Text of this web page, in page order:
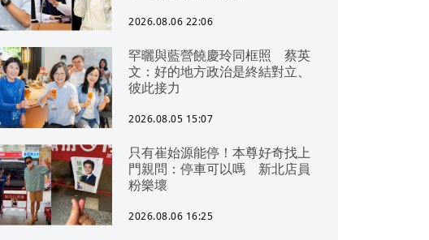
2026.08.06 22:06
罕曬與藍營饒慶玲同框照 蔡英
文：好的地方政治是終結對立、
彼此接力
2026.08.05 15:07
只有崔始源能停！本尊好奇找上
門親問：停車可以嗎 新北店員
粉樂壞
2026.08.06 16:25